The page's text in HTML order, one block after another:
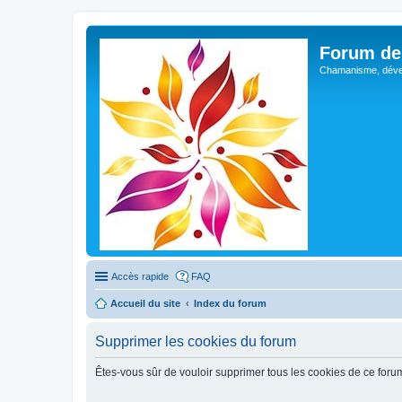
Forum
Chamanisme,
Accès rapide FAQ
Accueil du site Index du forum
Supprimer les cookies du forum
Êtes-vous sûr de vouloir supprimer tous les cookies de ce